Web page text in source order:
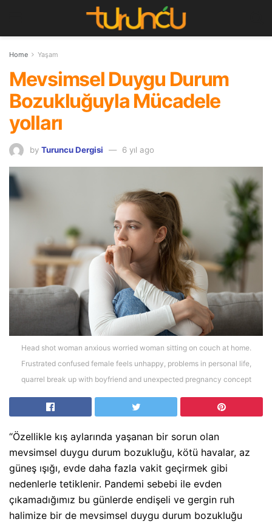
Home Yaşam
Mevsimsel Duygu Durum
Bozukluğuyla Mücadele
yolları
by Turuncu Dergisi 6 yıl ago
Head shot woman anxious worried woman sitting on couch at home.
Frustrated confused female feels unhappy, problems in personal life,
quarrel break up with boyfriend and unexpected pregnancy concept
“Özellikle kış aylarında yaşanan bir sorun olan
mevsimsel duygu durum bozukluğu, kötü havalar, az
güneş ışığı, evde daha fazla vakit geçirmek gibi
nedenlerle tetiklenir. Pandemi sebebi ile evden
çıkamadığımız bu günlerde endişeli ve gergin ruh
halimize bir de mevsimsel duygu durum bozukluğu